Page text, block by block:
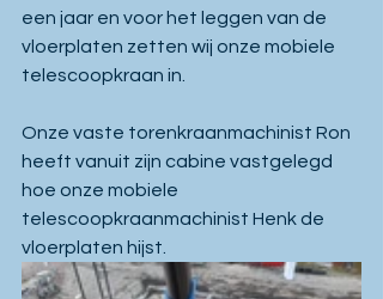
een jaar en voor het leggen van de
vloerplaten zetten wij onze mobiele
telescoopkraan in.
Onze vaste torenkraanmachinist Ron
heeft vanuit zijn cabine vastgelegd
hoe onze mobiele
telescoopkraanmachinist Henk de
vloerplaten hijst.